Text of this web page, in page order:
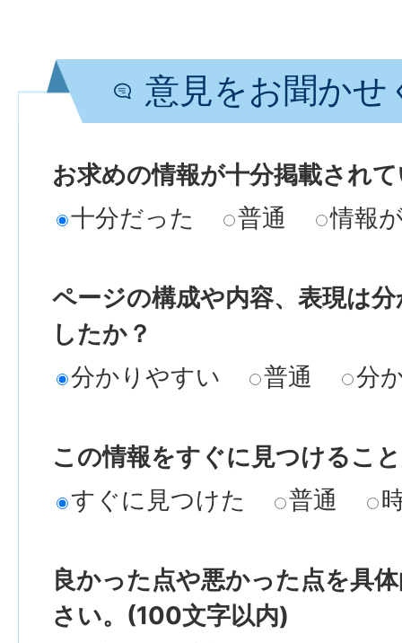
意見をお聞かせ
お求めの情報が十分掲載され
十分だった
普通 情報
ページの構成や内容、表現は
したか？
分かりやすい
普通 分
この情報をすぐに見つけるこ
すぐに見つけた
普通
良かった点や悪かった点を具
さい。(100文字以内)